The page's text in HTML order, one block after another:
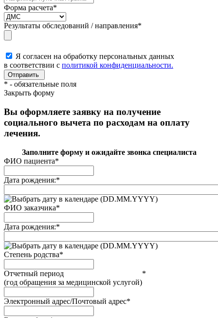
Форма расчета*
Результаты обследований / направления*
Я согласен на обработку персональных данных
в соответствии с политикой конфиденциальности.
* - обязательные поля
Закрыть форму
Вы оформляете заявку на получение
социального вычета по расходам на оплату
лечения.
Заполните форму и ожидайте звонка специалиста
ФИО пациента*
Дата рождения:*
(DD.MM.YYYY)
ФИО заказчика*
Дата рождения:*
(DD.MM.YYYY)
Степень родства*
Отчетный период
(год обращения за медицинской услугой)
*
Электронный адрес/Почтовый адрес*